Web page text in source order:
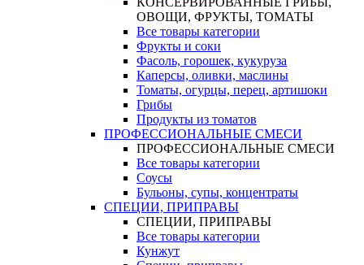
ОВОЩИ, ФРУКТЫ, ТОМАТЫ
Все товары категории
Фрукты и соки
Фасоль, горошек, кукуруза
Каперсы, оливки, маслины
Томаты, огурцы, перец, артишоки
Грибы
Продукты из томатов
ПРОФЕССИОНАЛЬНЫЕ СМЕСИ
ПРОФЕССИОНАЛЬНЫЕ СМЕСИ
Все товары категории
Соусы
Бульоны, супы, концентраты
СПЕЦИИ, ПРИПРАВЫ
СПЕЦИИ, ПРИПРАВЫ
Все товары категории
Кунжут